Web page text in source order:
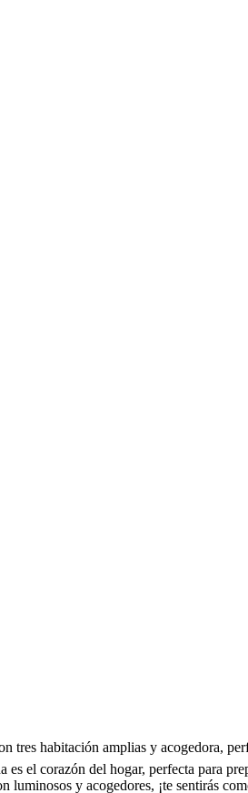
tres habitación amplias y acogedora,
el corazón del hogar, perfecta para
y acogedores, ¡te sentirás